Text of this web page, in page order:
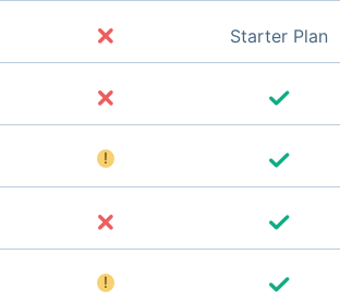
!
!
Starter Plan